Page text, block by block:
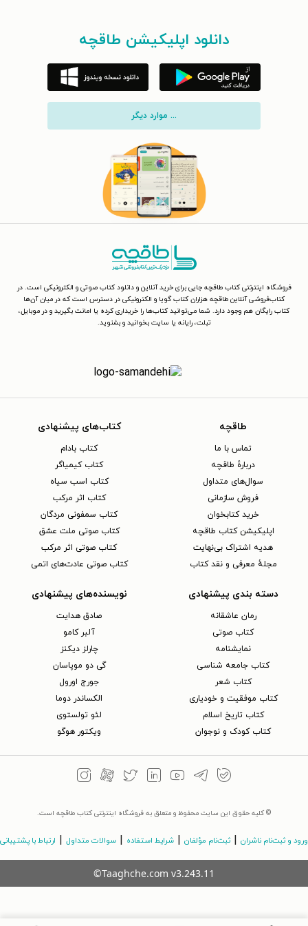
دانلود اپلیکیشن طاقچه
... موارد دیگر
فروشگاه اینترنتی کتاب طاقچه جایی برای خرید آنلاین و دانلود کتاب صوتی و الکترونیکی است. در
کتاب‌فروشی آنلاین طاقچه هزاران کتاب گویا و الکترونیکی در دسترس است که در میان آن‌ها
کتاب رایگان هم وجود دارد. شما می‌توانید کتاب‌ها را خریداری کرده یا امانت بگیرید و در موبایل،
تبلت، رایانه یا سایت بخوانید و بشنوید.
طاقچه
تماس با ما
دربارهٔ طاقچه
سوال‌های متداول
فروش سازمانی
خرید کتابخوان
اپلیکیشن کتاب طاقچه
هدیه اشتراک بی‌نهایت
مجلهٔ معرفی و نقد کتاب
کتاب‌های پیشنهادی
کتاب بادام
کتاب کیمیاگر
کتاب اسب سیاه
کتاب اثر مرکب
کتاب سمفونی مردگان
کتاب صوتی ملت عشق
کتاب صوتی اثر مرکب
کتاب صوتی عادت‌های اتمی
دسته بندی پیشنهادی
رمان عاشقانه
کتاب‌ صوتی
نمایشنامه
کتاب جامعه شناسی
کتاب شعر
کتاب موفقیت و خودیاری
کتاب تاریخ اسلام
کتاب کودک و نوجوان
نویسنده‌های پیشنهادی
صادق هدایت
آلبر کامو
چارلز دیکنز
گی دو موپاسان
جورج اورول
الکساندر دوما
لئو تولستوی
ویکتور هوگو
© کلیه حقوق این سایت محفوظ و متعلق به فروشگاه اینترنتی کتاب طاقچه است.
ورود و ثبت‌نام ناشران ثبت‌نام مؤلفان شرایط استفاده سوالات متداول ارتباط با پشتیبانی
©Taaghche.com v3.243.11